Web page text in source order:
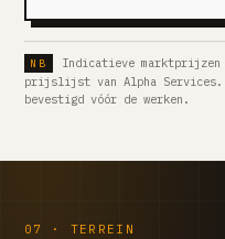
Indicatieve marktprijzen
prijslijst van Alpha Services.
bevestigd vóór de werken.
07 · TERREIN